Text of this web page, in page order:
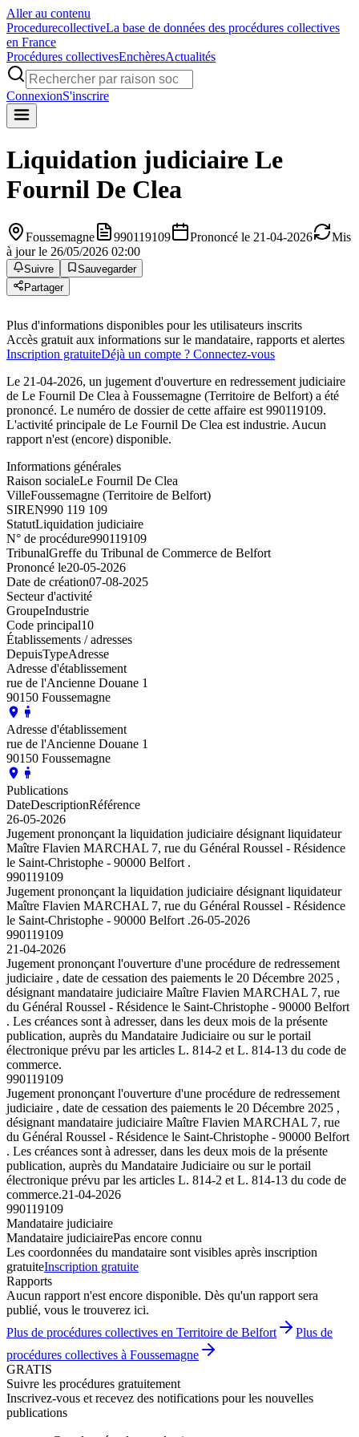
Aller au contenu
ProcedurecollectiveLa base de données des procédures collectives
en France
Procédures collectivesEnchèresActualités
ConnexionS'inscrire
Liquidation judiciaire Le
Fournil De Clea
Foussemagne 990119109 Prononcé le 21-04-2026
Mis
à jour le 26/05/2026 02:00
Suivre
Sauvegarder
Partager
Plus d'informations disponibles pour les utilisateurs inscrits
Accès gratuit aux informations sur le mandataire, rapports et alertes
Inscription gratuiteDéjà un compte ? Connectez-vous
Le 21-04-2026, un jugement d'ouverture en redressement judiciaire
de Le Fournil De Clea à Foussemagne (Territoire de Belfort) a été
prononcé. Le numéro de dossier de cette affaire est 990119109.
L'activité principale de Le Fournil De Clea est industrie. Aucun
rapport n'est (encore) disponible.
Informations générales
Raison socialeLe Fournil De Clea
VilleFoussemagne (Territoire de Belfort)
SIREN990 119 109
StatutLiquidation judiciaire
N° de procédure990119109
TribunalGreffe du Tribunal de Commerce de Belfort
Prononcé le20-05-2026
Date de création07-08-2025
Secteur d'activité
GroupeIndustrie
Code principal10
Établissements / adresses
DepuisTypeAdresse
Adresse d'établissement
rue de l'Ancienne Douane 1
90150 Foussemagne
Adresse d'établissement
rue de l'Ancienne Douane 1
90150 Foussemagne
Publications
DateDescriptionRéférence
26-05-2026
Jugement prononçant la liquidation judiciaire désignant liquidateur
Maître Flavien MARCHAL 7, rue du Général Roussel - Résidence
le Saint-Christophe - 90000 Belfort .
990119109
Jugement prononçant la liquidation judiciaire désignant liquidateur
Maître Flavien MARCHAL 7, rue du Général Roussel - Résidence
le Saint-Christophe - 90000 Belfort .26-05-2026
990119109
21-04-2026
Jugement prononçant l'ouverture d'une procédure de redressement
judiciaire , date de cessation des paiements le 20 Décembre 2025 ,
désignant mandataire judiciaire Maître Flavien MARCHAL 7, rue
du Général Roussel - Résidence le Saint-Christophe - 90000 Belfort
. Les créances sont à adresser, dans les deux mois de la présente
publication, auprès du Mandataire Judiciaire ou sur le portail
électronique prévu par les articles L. 814-2 et L. 814-13 du code de
commerce.
990119109
Jugement prononçant l'ouverture d'une procédure de redressement
judiciaire , date de cessation des paiements le 20 Décembre 2025 ,
désignant mandataire judiciaire Maître Flavien MARCHAL 7, rue
du Général Roussel - Résidence le Saint-Christophe - 90000 Belfort
. Les créances sont à adresser, dans les deux mois de la présente
publication, auprès du Mandataire Judiciaire ou sur le portail
électronique prévu par les articles L. 814-2 et L. 814-13 du code de
commerce.21-04-2026
990119109
Mandataire judiciaire
Mandataire judiciairePas encore connu
Les coordonnées du mandataire sont visibles après inscription
gratuiteInscription gratuite
Rapports
Aucun rapport n'est encore disponible. Dès qu'un rapport sera
publié, vous le trouverez ici.
Plus de procédures collectives en Territoire de Belfort
Plus de
procédures collectives à Foussemagne
GRATIS
Suivre les procédures gratuitement
Inscrivez-vous et recevez des notifications pour les nouvelles
publications